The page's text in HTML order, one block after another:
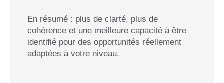
En résumé : plus de clarté, plus de
cohérence et une meilleure capacité à être
identifié pour des opportunités réellement
adaptées à votre niveau.